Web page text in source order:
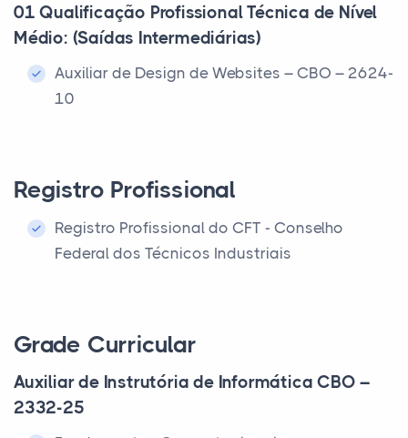
01 Qualificação Profissional Técnica de Nível
Médio: (Saídas Intermediárias)
Auxiliar de Design de Websites – CBO – 2624-
10
Registro Profissional
Registro Profissional do CFT - Conselho
Federal dos Técnicos Industriais
Grade Curricular
Auxiliar de Instrutória de Informática CBO –
2332-25